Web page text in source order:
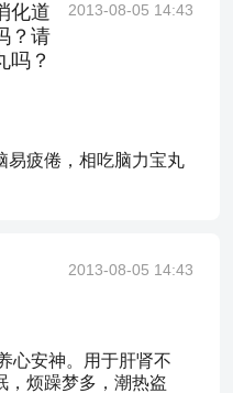
化道
？请
吗？
2013-08-05 14:43
易疲倦，相吃脑力宝丸
2013-08-05 14:43
心安神。用于肝肾不
，烦躁梦多，潮热盗